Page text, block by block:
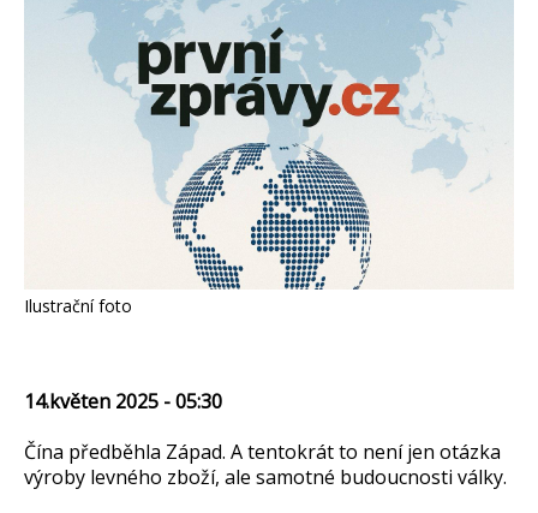
Ilustrační foto
14.květen 2025 - 05:30
Čína předběhla Západ. A tentokrát to není jen otázka
výroby levného zboží, ale samotné budoucnosti války.